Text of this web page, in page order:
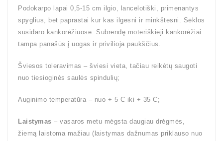
Podokarpo lapai 0,5-15 cm ilgio, lancelotiški, primenantys
spyglius, bet paprastai kur kas ilgesni ir minkštesni. Sėklos
susidaro kankorėžiuose. Subrendę moteriškieji kankorėžiai
tampa panašūs į uogas ir privilioja paukščius.
Šviesos toleravimas – šviesi vieta, tačiau reikėtų saugoti
nuo tiesioginės saulės spindulių;
Auginimo temperatūra – nuo + 5 C iki + 35 C;
Laistymas – vasaros metu mėgsta daugiau drėgmės,
žiemą laistoma mažiau (laistymas dažnumas priklauso nuo